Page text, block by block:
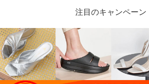
注目のキャンペーン